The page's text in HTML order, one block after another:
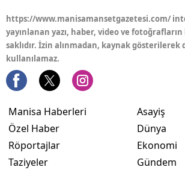
https://www.manisamansetgazetesi.com/
yayınlanan yazı, haber, video ve
saklıdır. İzin alınmadan, kaynak gösterilerek
kullanılamaz.
Manisa Haberleri
Özel Haber
Röportajlar
Taziyeler
Asayiş
Dünya
Ekonomi
Gündem